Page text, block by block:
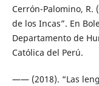
Cerrón-Palomino, R.
de los Incas”. En
Departamento de
Católica del Perú.
—— (2018). “Las